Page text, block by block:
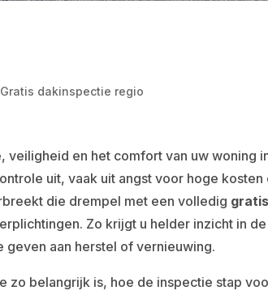
Gratis dakinspectie regio
veiligheid en het comfort van uw woning
uit, vaak uit angst voor hoge kosten
die drempel met een volledig gratis
Zo krijgt u helder inzicht in de
geven aan herstel of vernieuwing.
zo belangrijk is, hoe de inspectie stap